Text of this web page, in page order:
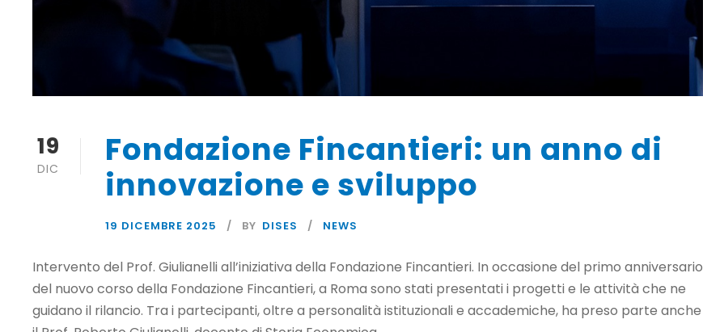
19
DIC
Fondazione Fincantieri: un anno di
innovazione e sviluppo
19 DICEMBRE 2025 BY DISES NEWS
Intervento del Prof. Giulianelli all’iniziativa della Fondazione Fincantieri. In occasione del primo anniversario
del nuovo corso della Fondazione Fincantieri, a Roma sono stati presentati i progetti e le attività che ne
guidano il rilancio. Tra i partecipanti, oltre a personalità istituzionali e accademiche, ha preso parte anche